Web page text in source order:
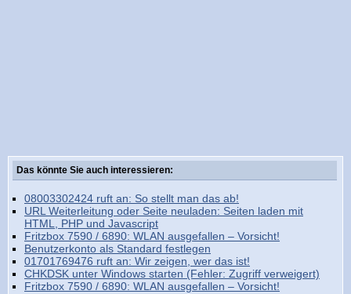
Das könnte Sie auch interessieren:
08003302424 ruft an: So stellt man das ab!
URL Weiterleitung oder Seite neuladen: Seiten laden mit
HTML, PHP und Javascript
Fritzbox 7590 / 6890: WLAN ausgefallen – Vorsicht!
Benutzerkonto als Standard festlegen
01701769476 ruft an: Wir zeigen, wer das ist!
CHKDSK unter Windows starten (Fehler: Zugriff verweigert)
Fritzbox 7590 / 6890: WLAN ausgefallen – Vorsicht!